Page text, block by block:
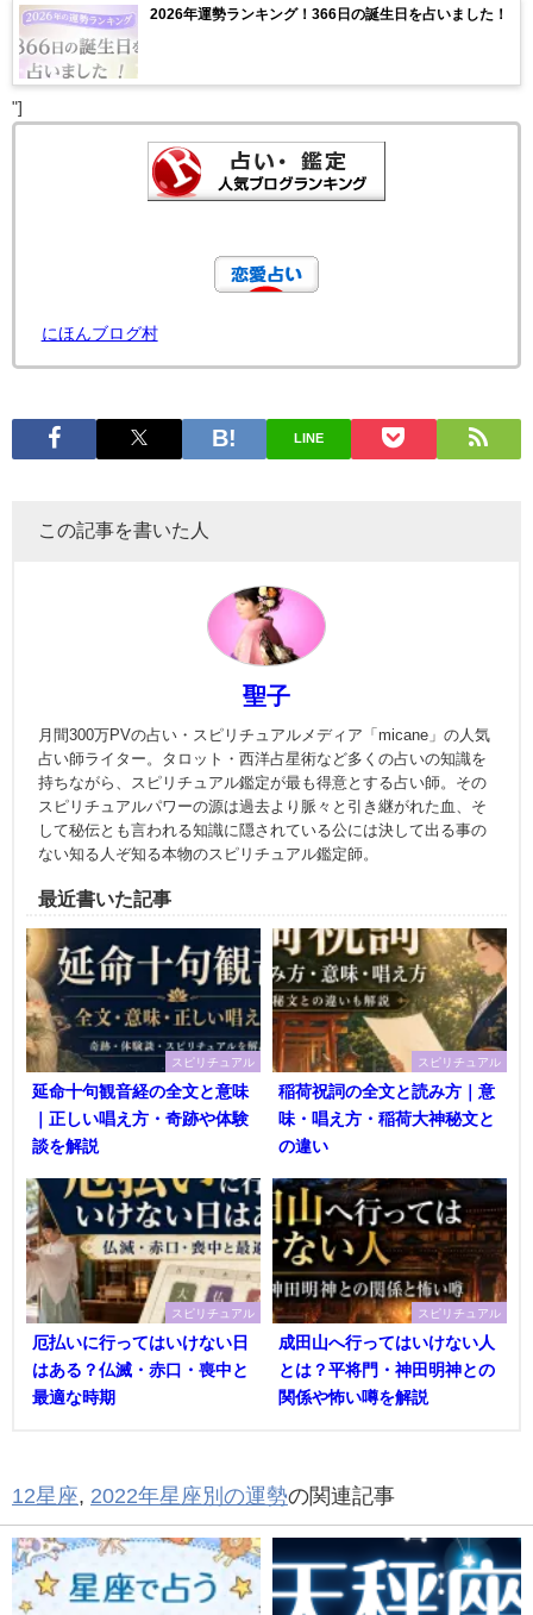
2026年運勢ランキング！366日の誕生日を占いました！
"]
にほんブログ村
LINE
この記事を書いた人
聖子
月間300万PVの占い・スピリチュアルメディア「micane」の人気
占い師ライター。タロット・西洋占星術など多くの占いの知識を
持ちながら、スピリチュアル鑑定が最も得意とする占い師。その
スピリチュアルパワーの源は過去より脈々と引き継がれた血、そ
して秘伝とも言われる知識に隠されている公には決して出る事の
ない知る人ぞ知る本物のスピリチュアル鑑定師。
最近書いた記事
スピリチュアル
延命十句観音経の全文と意味
｜正しい唱え方・奇跡や体験
談を解説
スピリチュアル
稲荷祝詞の全文と読み方｜意
味・唱え方・稲荷大神秘文と
の違い
スピリチュアル
厄払いに行ってはいけない日
はある？仏滅・赤口・喪中と
最適な時期
スピリチュアル
成田山へ行ってはいけない人
とは？平将門・神田明神との
関係や怖い噂を解説
12星座, 2022年星座別の運勢の関連記事